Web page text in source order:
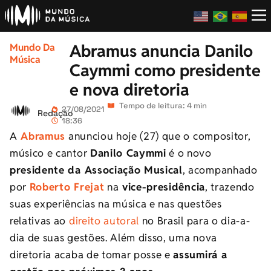
Mundo Da
Música
Abramus anuncia Danilo
Caymmi como presidente
e nova diretoria
Redação27/08/2021
18:36
Tempo de leitura: 4 min
A Abramus anunciou hoje (27) que o compositor,
músico e cantor Danilo Caymmi é o novo
presidente da Associação Musical, acompanhado
por Roberto Frejat na vice-presidência, trazendo
suas experiências na música e nas questões
relativas ao direito autoral no Brasil para o dia-a-
dia de suas gestões. Além disso, uma nova
diretoria acaba de tomar posse eassumirá a